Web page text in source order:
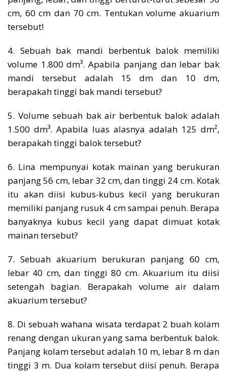
cm, 60 cm dan 70 cm. Tentukan volume akuarium
tersebut!
4. Sebuah bak mandi berbentuk balok memiliki
volume 1.800 dm³. Apabila panjang dan lebar bak
mandi tersebut adalah 15 dm dan 10 dm,
berapakah tinggi bak mandi tersebut?
5. Volume sebuah bak air berbentuk balok adalah
1.500 dm³. Apabila luas alasnya adalah 125 dm²,
berapakah tinggi balok tersebut?
6. Lina mempunyai kotak mainan yang berukuran
panjang 56 cm, lebar 32 cm, dan tinggi 24 cm. Kotak
itu akan diisi kubus-kubus kecil yang berukuran
memiliki panjang rusuk 4 cm sampai penuh. Berapa
banyaknya kubus kecil yang dapat dimuat kotak
mainan tersebut?
7. Sebuah akuarium berukuran panjang 60 cm,
lebar 40 cm, dan tinggi 80 cm. Akuarium itu diisi
setengah bagian. Berapakah volume air dalam
akuarium tersebut?
8. Di sebuah wahana wisata terdapat 2 buah kolam
renang dengan ukuran yang sama berbentuk balok.
Panjang kolam tersebut adalah 10 m, lebar 8 m dan
tinggi 3 m. Dua kolam tersebut diisi penuh. Berapa